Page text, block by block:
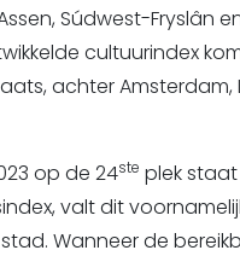
Súdwest-Fryslân
cultuurindex
achter Amsterdam,
op de 24ste plek
valt dit
Wanneer de